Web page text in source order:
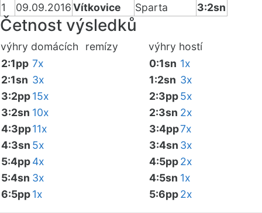
1
09.09.2016Vítkovice Sparta 3:2sn
Četnost výsledků
výhry domácích remízy výhry hostí
2:1pp 7x
2:1sn 3x
3:2pp15x
3:2sn 10x
4:3pp11x
4:3sn 5x
5:4pp4x
5:4sn 3x
6:5pp1x
0:1sn 1x
1:2sn 3x
2:3pp5x
2:3sn 2x
3:4pp7x
3:4sn 3x
4:5pp2x
4:5sn 1x
5:6pp2x